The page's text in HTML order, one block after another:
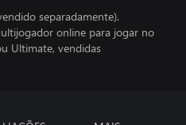
separadamente).
online para jogar no
Ultimate, vendidas